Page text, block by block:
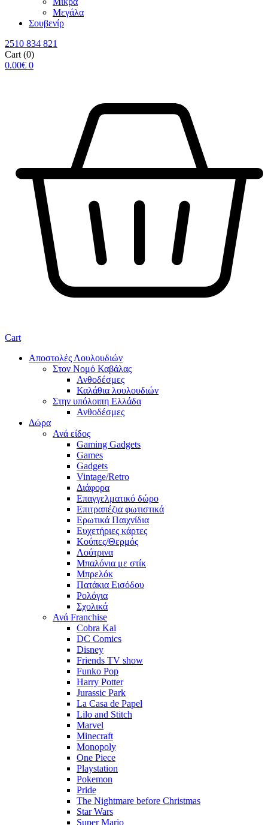
Μεγάλα
Σουβενίρ
2510 834 821
Cart (0)
0.00€ 0
Cart
Αποστολές Λουλουδιών
Στον Νομό Καβάλας
Ανθοδέσμες
Καλάθια λουλουδιών
Στην υπόλοιπη Ελλάδα
Ανθοδέσμες
Δώρα
Ανά είδος
Gaming Gadgets
Games
Gadgets
Vintage/Retro
Διάφορα
Επαγγελματικό δώρο
Επιτραπέζια φωτιστικά
Ερωτικά Παιχνίδια
Ευχετήριες κάρτες
Κούπες/Θερμός
Λούτρινα
Μπαλόνια με στίκ
Μπρελόκ
Πατάκια Εισόδου
Ρολόγια
Σχολικά
Ανά Franchise
Cobra Kai
DC Comics
Disney
Friends TV show
Funko Pop
Harry Potter
Jurassic Park
La Casa de Papel
Lilo and Stitch
Marvel
Minecraft
Monopoly
One Piece
Playstation
Pokemon
Pride
The Nightmare before Christmas
Star Wars
Super Mario